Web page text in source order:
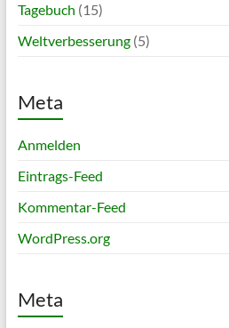
Tagebuch (15)
Weltverbesserung(5)
Meta
Anmelden
Eintrags-Feed
Kommentar-Feed
WordPress.org
Meta